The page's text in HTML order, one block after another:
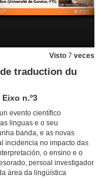
Visto 7 veces
traduction du
n.º3
evento científico
linguas e o seu
banda, e as novas
incidencia no impacto das
o ensino e o
persoal investigador
área da lingüística
plenaria do Eixo n.º2